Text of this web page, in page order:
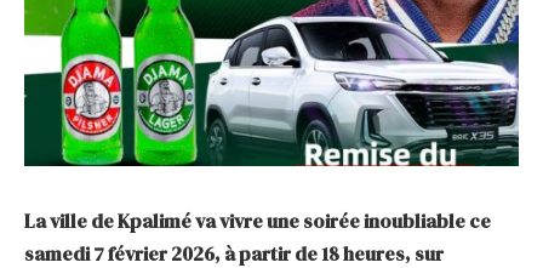
La ville de Kpalimé va vivre une soirée inoubliable ce
samedi 7 février 2026, à partir de 18 heures, sur